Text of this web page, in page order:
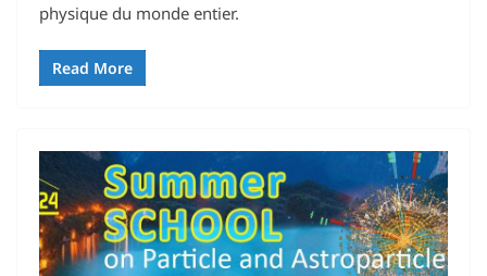
physique du monde entier.
Read More